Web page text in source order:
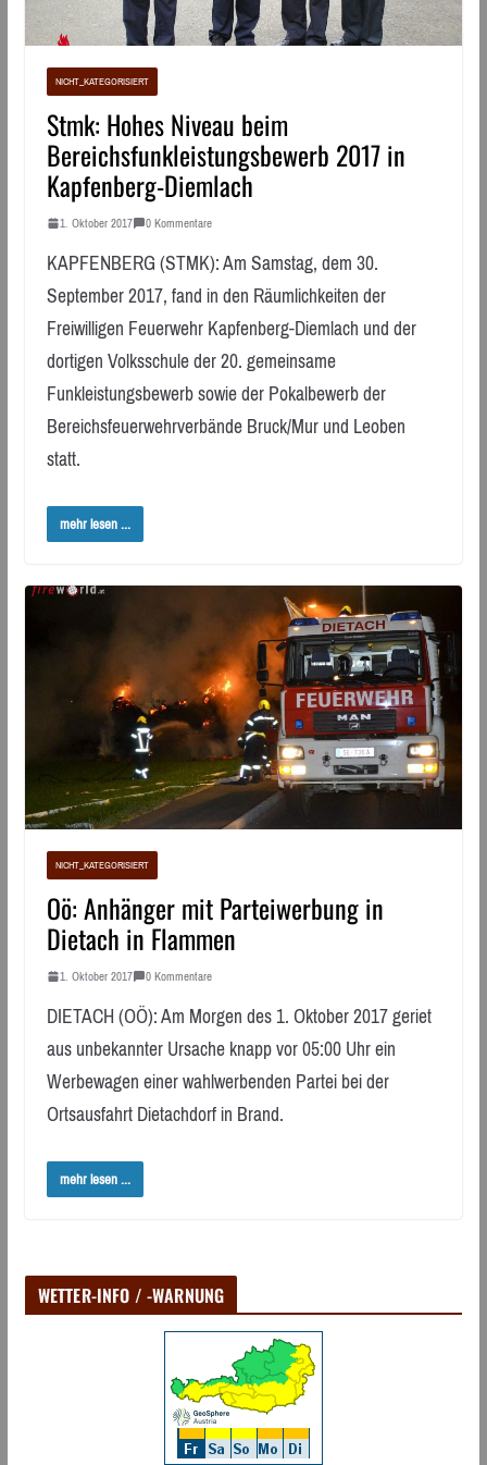
NICHT_KATEGORISIERT
Stmk: Hohes Niveau beim
Bereichsfunkleistungsbewerb 2017 in
Kapfenberg-Diemlach
1. Oktober 2017 0 Kommentare
KAPFENBERG (STMK): Am Samstag, dem 30.
September 2017, fand in den Räumlichkeiten der
Freiwilligen Feuerwehr Kapfenberg-Diemlach und der
dortigen Volksschule der 20. gemeinsame
Funkleistungsbewerb sowie der Pokalbewerb der
Bereichsfeuerwehrverbände Bruck/Mur und Leoben
statt.
mehr lesen ...
NICHT_KATEGORISIERT
Oö: Anhänger mit Parteiwerbung in
Dietach in Flammen
1. Oktober 2017 0 Kommentare
DIETACH (OÖ): Am Morgen des 1. Oktober 2017 geriet
aus unbekannter Ursache knapp vor 05:00 Uhr ein
Werbewagen einer wahlwerbenden Partei bei der
Ortsausfahrt Dietachdorf in Brand.
mehr lesen ...
WETTER-INFO / -WARNUNG